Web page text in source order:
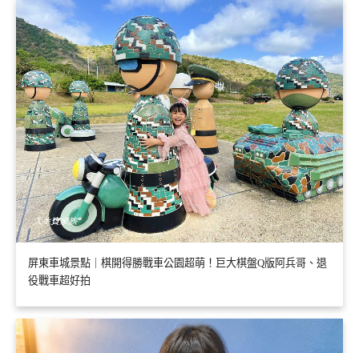
屏東車城景點｜棋開得勝戰車公園超萌！巨大棋盤Q版阿兵哥、退
役戰車超好拍